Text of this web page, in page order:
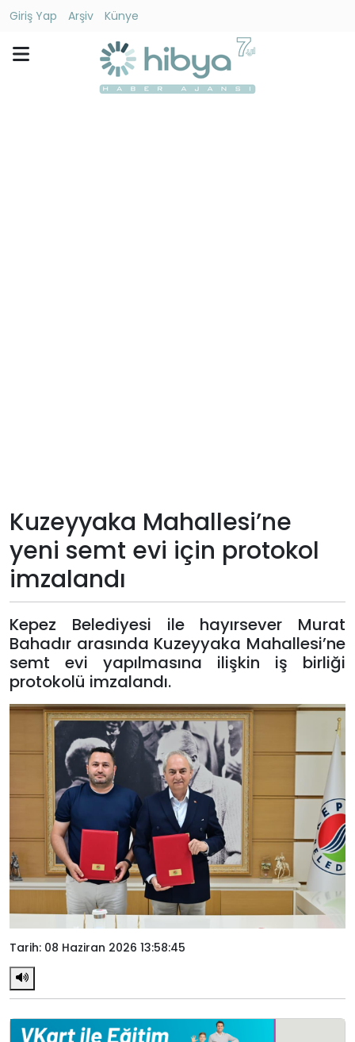
Giriş Yap Arşiv
Künye
Künye
Giriş
Yap
Kuzeyyaka Mahallesi’ne
yeni semt evi için protokol
imzalandı
Kepez Belediyesi ile hayırsever Murat
Bahadır arasında Kuzeyyaka Mahallesi’ne
semt evi yapılmasına ilişkin iş birliği
protokolü imzalandı.
Tarih: 08 Haziran 2026 13:58:45